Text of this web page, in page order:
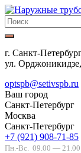
г. Санкт-
ул.
optspb@setivspb.ru
Ваш город
Санкт-Петербург
Москва
Санкт-Петербург
+7 (921) 908-71-85
Пн.-Вс. 09.00 — 21.00